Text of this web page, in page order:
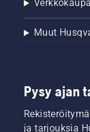
Muut
Pysy ajan
ja tarjouksia